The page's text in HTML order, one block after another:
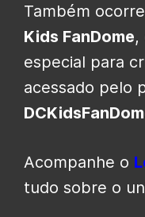
Também
Kids FanDome,
especial para
acessado pelo
Acompanhe o
tudo sobre o